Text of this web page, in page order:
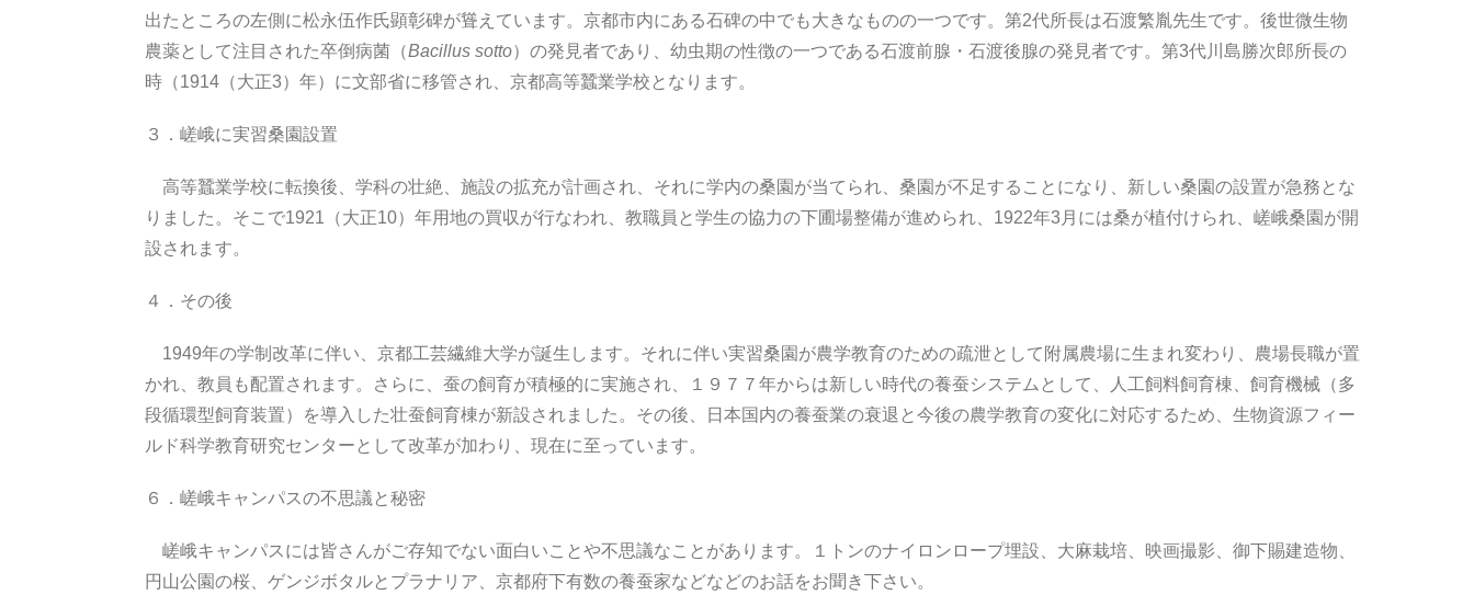
出たところの左側に松永伍作氏顕彰碑が聳えています。京都市内にある石碑の中でも大きなものの一つです。第2代所長は石渡繁胤先生です。後世微生物
農薬として注目された卒倒病菌（Bacillus sotto）の発見者であり、幼虫期の性徴の一つである石渡前腺・石渡後腺の発見者です。第3代川島勝次郎所長の
時（1914（大正3）年）に文部省に移管され、京都高等蠶業学校となります。
３．嵯峨に実習桑園設置
高等蠶業学校に転換後、学科の壮絶、施設の拡充が計画され、それに学内の桑園が当てられ、桑園が不足することになり、新しい桑園の設置が急務とな
りました。そこで1921（大正10）年用地の買収が行なわれ、教職員と学生の協力の下圃場整備が進められ、1922年3月には桑が植付けられ、嵯峨桑園が開
設されます。
４．その後
1949年の学制改革に伴い、京都工芸繊維大学が誕生します。それに伴い実習桑園が農学教育のための疏泄として附属農場に生まれ変わり、農場長職が置
かれ、教員も配置されます。さらに、蚕の飼育が積極的に実施され、１９７７年からは新しい時代の養蚕システムとして、人工飼料飼育棟、飼育機械（多
段循環型飼育装置）を導入した壮蚕飼育棟が新設されました。その後、日本国内の養蚕業の衰退と今後の農学教育の変化に対応するため、生物資源フィー
ルド科学教育研究センターとして改革が加わり、現在に至っています。
６．嵯峨キャンパスの不思議と秘密
嵯峨キャンパスには皆さんがご存知でない面白いことや不思議なことがあります。１トンのナイロンロープ埋設、大麻栽培、映画撮影、御下賜建造物、
円山公園の桜、ゲンジボタルとプラナリア、京都府下有数の養蚕家などなどのお話をお聞き下さい。